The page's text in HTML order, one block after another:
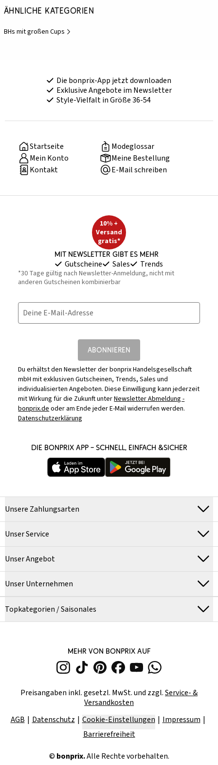
Ähnliche Kategorien
BHs mit großen Cups
Die bonprix-App jetzt downloaden
Exklusive Angebote im Newsletter
Style-Vielfalt in Größe 36-54
Startseite
Modeglossar
Mein Konto
Meine Bestellung
Kontakt
E-Mail schreiben
10% +
Versand
gratis*
Mit Newsletter gibt es mehr
Gutscheine Sales Trends
*30 Tage gültig nach Newsletter-Anmeldung, nicht mit
anderen Gutscheinen kombinierbar
Deine E-Mail-Adresse
ABONNIEREN
Du erhältst den Newsletter der bonprix Handelsgesellschaft
mbH mit exklusiven Gutscheinen, Trends, Sales und
individualisierten Angeboten. Diese Einwilligung kann jederzeit
mit Wirkung für die Zukunft unterNewsletter Abmeldung -
bonprix.deoder am Ende jeder E-Mail widerrufen werden.
Datenschutzerklärung
DIE BONPRIX APP – SCHNELL, EINFACH &SICHER
Unsere Zahlungsarten
Unser Service
Unser Angebot
Unser Unternehmen
Topkategorien / Saisonales
MEHR VON BONPRIX AUF
Preisangaben inkl. gesetzl. MwSt. und zzgl.Service- &
Versandkosten
AGB
Datenschutz Cookie-Einstellungen
Impressum
Barrierefreiheit
© bonprix.Alle Rechte vorbehalten.